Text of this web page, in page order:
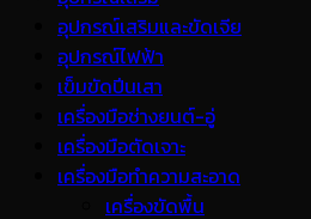
อุปกรณ์เสริมและขัดเจีย
อุปกรณ์ไฟฟ้า
เข็มขัดปีนเสา
เครื่องมือช่างยนต์-อู่
เครื่องมือตัดเจาะ
เครื่องมือทำความสะอาด
เครื่องขัดพื้น